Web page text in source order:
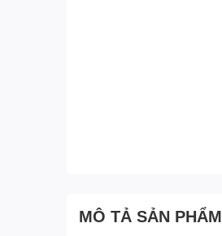
MÔ TẢ SẢN PHẨM